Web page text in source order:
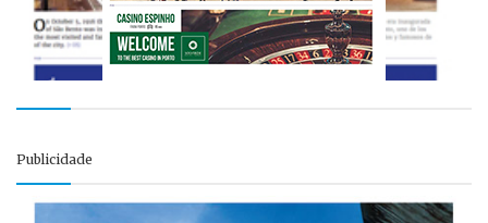
Publicidade